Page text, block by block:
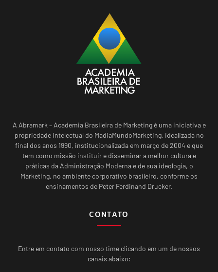
A Abramark – Academia Brasileira de Marketing é uma iniciativa e
propriedade intelectual do MadiaMundoMarketing, idealizada no
final dos anos 1990, institucionalizada em março de 2004 e que
tem como missão instituir e disseminar a melhor cultura e
práticas da Administração Moderna e de sua ideologia, o
Marketing, no ambiente corporativo brasileiro, conforme os
ensinamentos de Peter Ferdinand Drucker.
CONTATO
Entre em contato com nosso time clicando em um de nossos
canais abaixo: